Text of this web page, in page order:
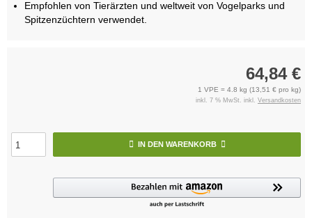
Empfohlen von Tierärzten und weltweit von Vogelparks und
Spitzenzüchtern verwendet.
64,84 €
1 VPE = 4.8 kg (13,51 € pro kg)
inkl. 7 % MwSt. inkl. Versandkosten
IN DEN WARENKORB